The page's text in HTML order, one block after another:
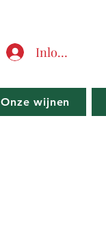
Onze wijnen
Inloggen